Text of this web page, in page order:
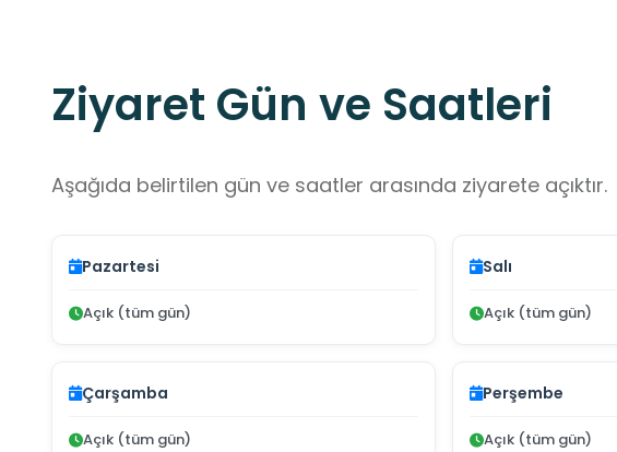
Ziyaret Gün ve Saatleri
Aşağıda belirtilen gün ve saatler arasında ziyarete açıktır.
Pazartesi
Açık (tüm gün)
Salı
Açık (tüm gün)
Çarşamba
Açık (tüm gün)
Perşembe
Açık (tüm gün)